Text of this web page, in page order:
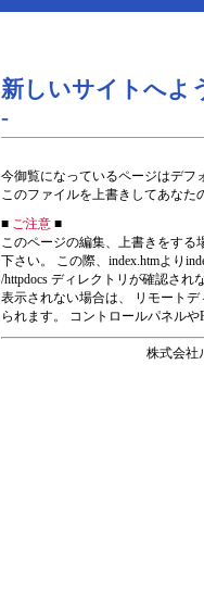
新しいサイトへよ
-
今御覧になっているページはデフ
このファイルを上書きしてあなた
■ ご注意 ■
このページの編集、上書きをする
下さい。 この際、index.htmより
/httpdocs ディレクトリが確認さ
表示されない場合は、 リモート
られます。 コントロールパネル
株式会社